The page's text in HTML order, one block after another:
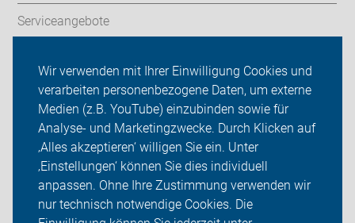
Wir verwenden mit Ihrer Einwilligung Cookies und
verarbeiten personenbezogene Daten, um externe
Medien (z.B. YouTube) einzubinden sowie für
Analyse- und Marketingzwecke. Durch Klicken auf
‚Alles akzeptieren‘ willigen Sie ein. Unter
‚Einstellungen‘ können Sie dies individuell
anpassen. Ohne Ihre Zustimmung verwenden wir
nur technisch notwendige Cookies. Die
Serviceangebote
ADFC Vest Recklinghausen
Sei dabei
Presse
Login